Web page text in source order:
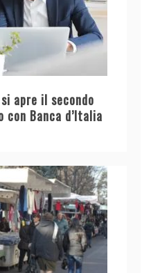
apre il secondo
Banca d’Italia